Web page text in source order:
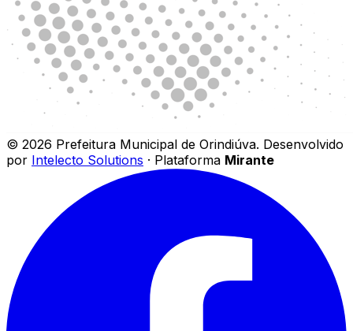
© 2026 Prefeitura Municipal de Orindiúva. Desenvolvido
por Intelecto Solutions · Plataforma Mirante